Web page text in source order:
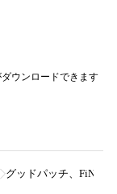
ウンロードできます
グッドパッチ、FiNC